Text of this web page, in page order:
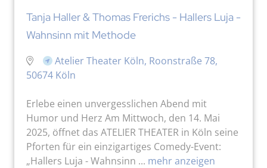
Tanja Haller & Thomas Frerichs - Hallers Luja -
Wahnsinn mit Methode
Atelier Theater Köln, Roonstraße 78,
50674 Köln
Erlebe einen unvergesslichen Abend mit
Humor und Herz Am Mittwoch, den 14. Mai
2025, öffnet das ATELIER THEATER in Köln seine
Pforten für ein einzigartiges Comedy-Event:
„Hallers Luja - Wahnsinn ... mehr anzeigen